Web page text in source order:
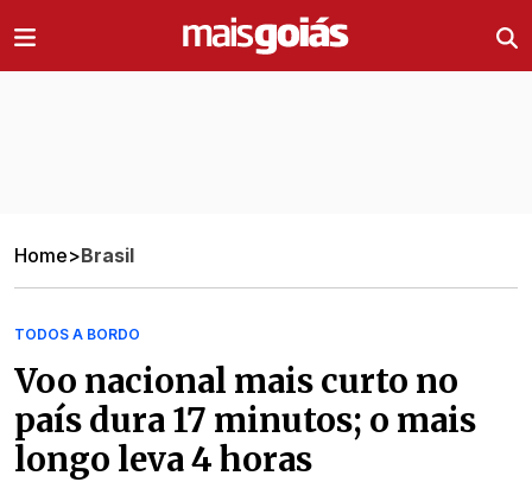
Home>Brasil
TODOS A BORDO
Voo nacional mais curto no
país dura 17 minutos; o mais
longo leva 4 horas